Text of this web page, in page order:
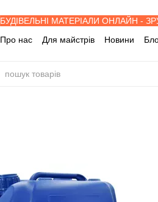
БУДІВЕЛЬНІ МАТЕРІАЛИ ОНЛАЙН -
Про нас
Для майстрів Новини
Питання - Відповіді